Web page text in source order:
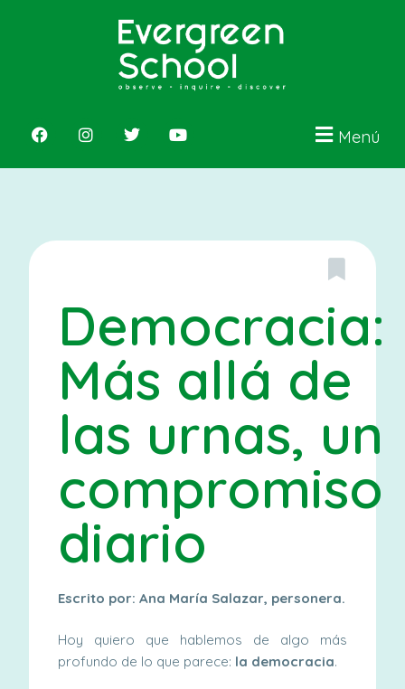
Menú
Democracia:
Más allá de
las urnas, un
compromiso
diario
Escrito por: Ana María Salazar, personera.
Hoy quiero que hablemos de algo más
profundo de lo que parece: la democracia.